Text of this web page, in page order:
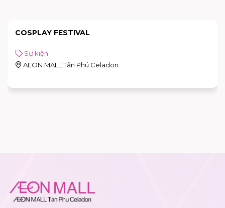
COSPLAY FESTIVAL
Sự kiện
AEON MALL Tân Phú Celadon